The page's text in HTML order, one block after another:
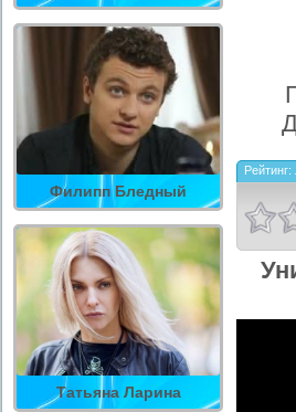
Филипп Бледный
Татьяна Ларина
Рейтинг: